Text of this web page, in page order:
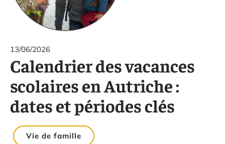
13/06/2026
Calendrier des vacances
scolaires en Autriche :
dates et périodes clés
Vie de famille